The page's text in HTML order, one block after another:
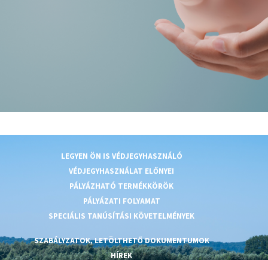
LEGYEN ÖN IS VÉDJEGYHASZNÁLÓ
VÉDJEGYHASZNÁLAT ELŐNYEI
PÁLYÁZHATÓ TERMÉKKÖRÖK
PÁLYÁZATI FOLYAMAT
SPECIÁLIS TANÚSÍTÁSI KÖVETELMÉNYEK
SZABÁLYZATOK, LETÖLTHETŐ DOKUMENTUMOK
HÍREK